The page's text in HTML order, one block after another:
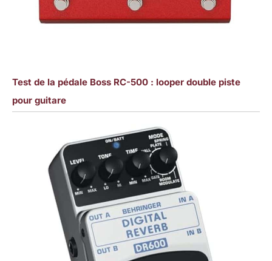
Test de la pédale Boss RC-500 : looper double piste
pour guitare